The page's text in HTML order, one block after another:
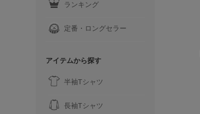
ランキング
定番・ロングセラー
アイテムから探す
半袖Tシャツ
長袖Tシャツ